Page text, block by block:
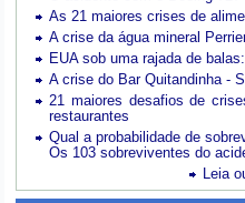
As 21 maiores crises de
A crise da água mineral
EUA sob uma rajada de
A crise do Bar Quitandinha -
21 maiores desafios de
restaurantes
Qual a probabilidade de
Os 103 sobreviventes do
Leia